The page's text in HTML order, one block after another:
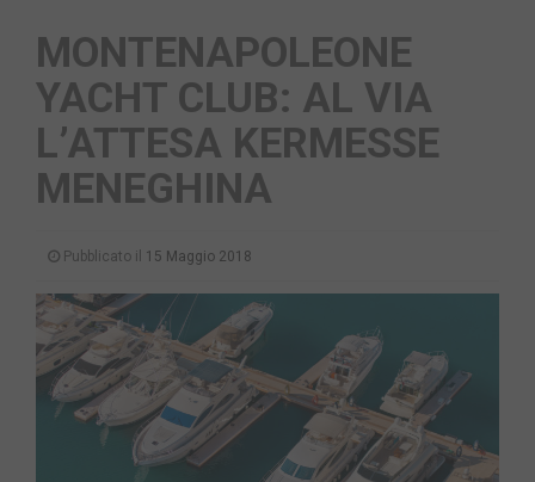
MONTENAPOLEONE
YACHT CLUB: AL VIA
L’ATTESA KERMESSE
MENEGHINA
Pubblicato il 15 Maggio 2018